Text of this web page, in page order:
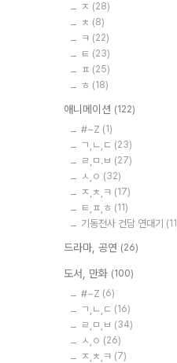
ㅈ (28)
ㅊ (8)
ㅋ (22)
ㅌ (23)
ㅍ (25)
ㅎ (18)
애니메이션 (122)
#~Z (1)
ㄱ,ㄴ,ㄷ (23)
ㄹ,ㅁ.ㅂ (27)
ㅅ,ㅇ (32)
ㅈ,ㅊ,ㅋ (17)
ㅌ,ㅍ,ㅎ (11)
기동전사 건담 연대기
드라마, 공연 (26)
도서, 만화 (100)
#~Z (6)
ㄱ,ㄴ,ㄷ (16)
ㄹ,ㅁ,ㅂ (34)
ㅅ,ㅇ (26)
ㅈ,ㅊ,ㅋ (7)